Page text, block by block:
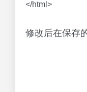
</html>
修改后在保存